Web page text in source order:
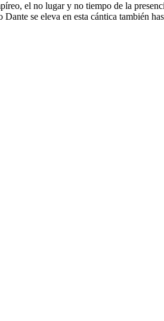
el no lugar y no tiempo de la
se eleva en esta cántica también